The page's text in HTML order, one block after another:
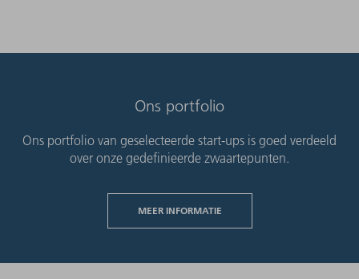
Ons portfolio
Ons portfolio van geselecteerde start-ups is goed verdeeld
over onze gedefinieerde zwaartepunten.
MEER INFORMATIE